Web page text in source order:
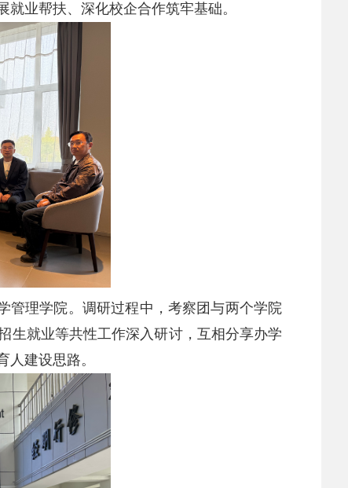
业帮扶、深化校企合作筑牢基础。
管理学院。调研过程中，考察团与两个学院
生就业等共性工作深入研讨，互相分享办学
建设思路。